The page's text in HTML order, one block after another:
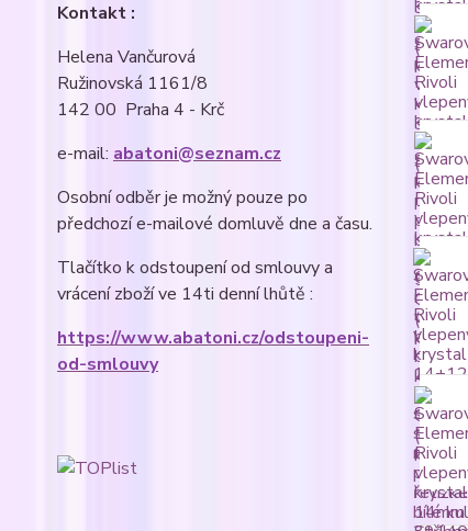
Kontakt :
Helena Vančurová
Ružinovská 1161/8
142 00 Praha 4 - Krč
e-mail: abatoni@seznam.cz
Osobní odběr je možný pouze po
předchozí e-mailové domluvě dne a času.
Tlačítko k odstoupení od smlouvy a
vrácení zboží ve 14ti denní lhůtě :
https://www.abatoni.cz/odstoupeni-
od-smlouvy